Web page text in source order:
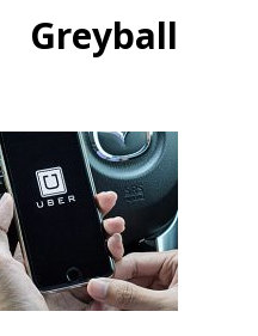
Greyball